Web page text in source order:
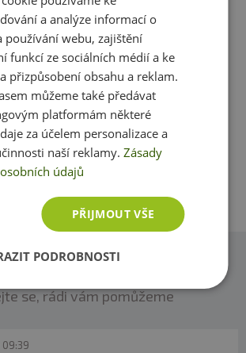
Další
zkušenost? Napište recenzi a
zákazníkům s rozhodováním.
Děkujeme :-)
vlastní hodnocení
se, rádi vám pomůžeme
09:39
a analýze informací o
používání webu, zajištění
funkcí ze sociálních médií a ke
přizpůsobení obsahu a reklam.
můžeme také předávat
platformám některé
za účelem personalizace a
naší reklamy.Zásady
údajů
PŘIJMOUT VŠE
PODROBNOSTI